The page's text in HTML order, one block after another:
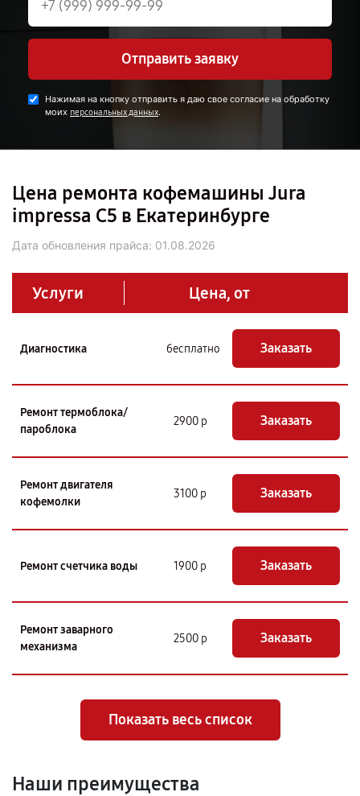
Отправить заявку
Нажимая на кнопку отправить я даю свое согласие на обработку
моих персональных данных.
Цена ремонта кофемашины Jura
impressa С5 в Екатеринбурге
Дата обновления прайса: 01.08.2026
Услуги Цена, от
Диагностика бесплатно Заказать
Ремонт термоблока/
пароблока
2900 р Заказать
Ремонт двигателя
кофемолки
3100 р Заказать
Ремонт счетчика воды 1900 р Заказать
Ремонт заварного
механизма
2500 р Заказать
Показать весь список
Наши преимущества